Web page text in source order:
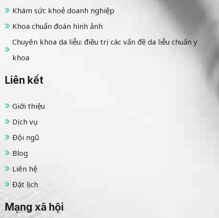
Khám sức khoẻ doanh nghiệp
Khoa chuẩn đoán hình ảnh
Chuyên khoa da liễu: điều trị các vấn đề da liễu chuẩn y
khoa
Liên kết
Giới thiệu
Dịch vụ
Đội ngũ
Blog
Liên hệ
Đặt lịch
Mạng xã hội